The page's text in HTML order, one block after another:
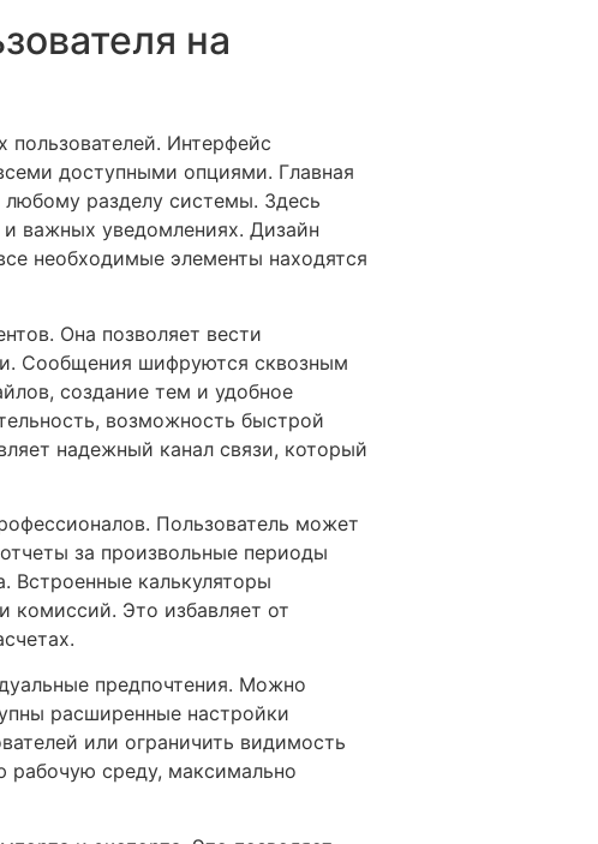
на
Интерфейс
доступными опциями. Главная
разделу системы. Здесь
важных уведомлениях. Дизайн
необходимые элементы находятся
Она позволяет вести
Сообщения шифруются сквозным
создание тем и удобное
возможность быстрой
надежный канал связи, который
Пользователь может
за произвольные периоды
Встроенные калькуляторы
комиссий. Это избавляет от
предпочтения. Можно
расширенные настройки
или ограничить видимость
рабочую среду, максимально